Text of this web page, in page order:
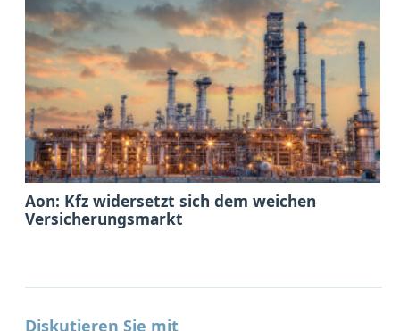
Aon: Kfz widersetzt sich dem weichen
Versicherungsmarkt
Diskutieren Sie mit